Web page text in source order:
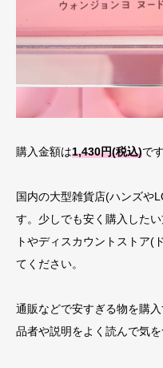
購入金額は1,430円(税込)です
国内の大型雑貨店(ハンズや
す。少しでも安く購入した
トやディスカウントストア(
てください。
通販などで安すぎる物を購
品者や説明をよく読んで気を